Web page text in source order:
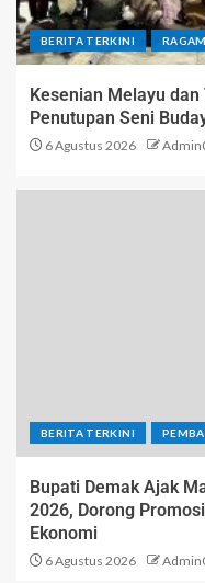
BERITA TERKINI RAGAM
Kesenian Melayu
Penutupan Seni
6 Agustus 2026
BERITA TERKINI
Bupati Demak Ajak
2026, Dorong
Ekonomi
6 Agustus 2026